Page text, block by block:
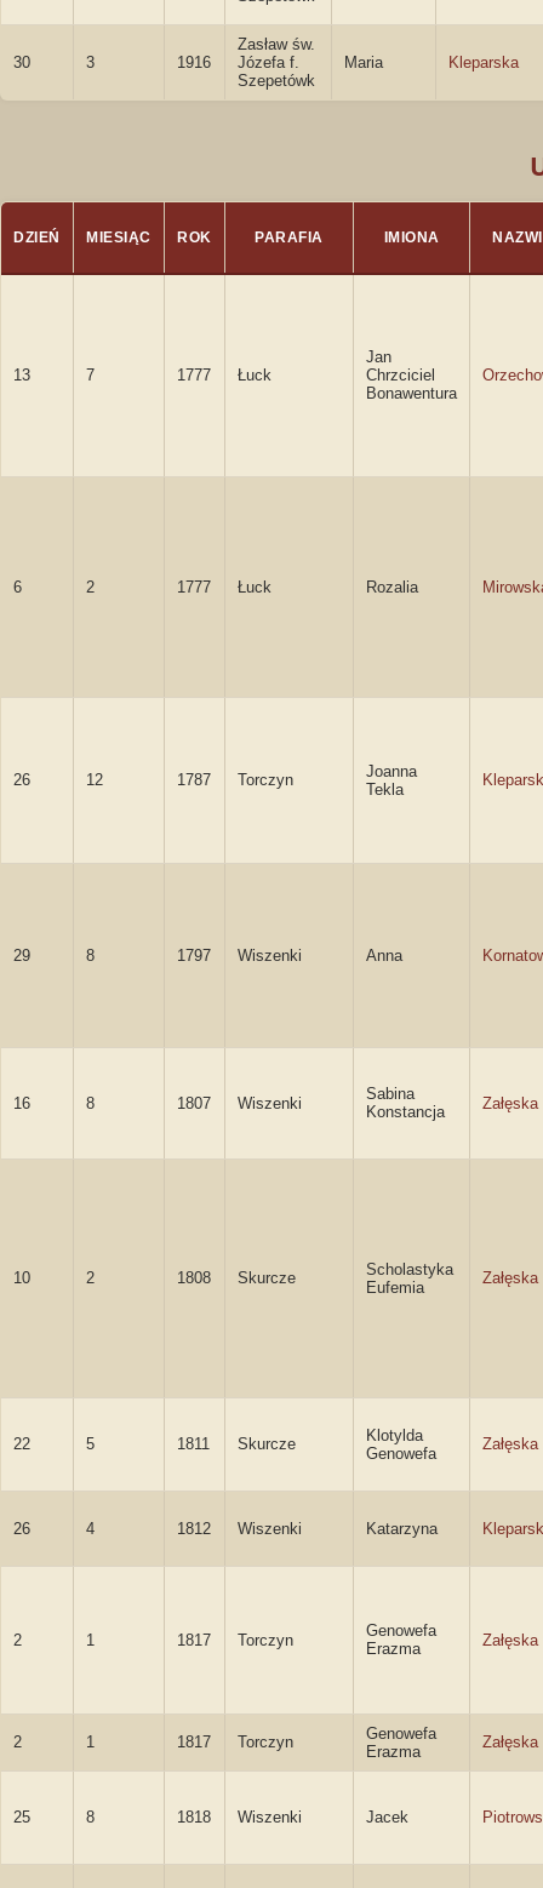
30 3 1916
Zasław św.
Józefa f.
Szepetówk
Maria Kleparska
DZIEŃ MIESIĄC ROK PARAFIA IMIONA
13 7 1777 Łuck
Jan
Chrzciciel
Bonawentura
6 2 1777 Łuck Rozalia
26 12 1787 Torczyn
Joanna
Tekla
29 8 1797 Wiszenki Anna
16 8 1807 Wiszenki
Sabina
Konstancja
Załęska
10 2 1808 Skurcze
Scholastyka
Eufemia
Załęska
22 5 1811 Skurcze
Klotylda
Genowefa
Załęska
26 4 1812 Wiszenki Katarzyna
2 1 1817 Torczyn
Genowefa
Erazma
Załęska
2 1 1817 Torczyn
Genowefa
Erazma
Załęska
25 8 1818 Wiszenki Jacek